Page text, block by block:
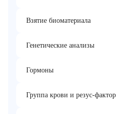
Взятие биоматериала
Генетические анализы
Гормоны
Группа крови и резус-фактор